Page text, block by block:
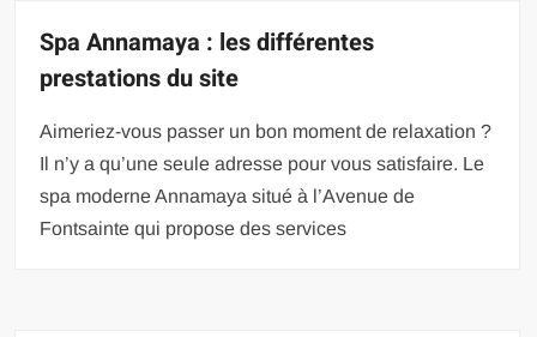
Spa Annamaya : les différentes
prestations du site
Aimeriez-vous passer un bon moment de relaxation ?
Il n’y a qu’une seule adresse pour vous satisfaire. Le
spa moderne Annamaya situé à l’Avenue de
Fontsainte qui propose des services